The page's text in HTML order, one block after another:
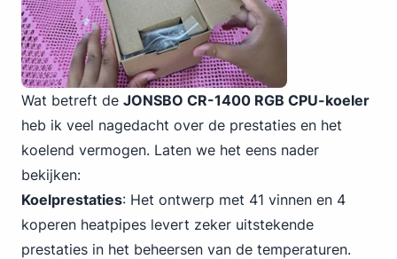
Wat betreft de JONSBO CR-1400 RGB CPU-koeler
heb ik veel nagedacht over de prestaties en het
koelend vermogen. Laten we het eens nader
bekijken:
Koelprestaties: Het ontwerp met 41 vinnen en 4
koperen heatpipes levert zeker uitstekende
prestaties in het beheersen van de temperaturen.